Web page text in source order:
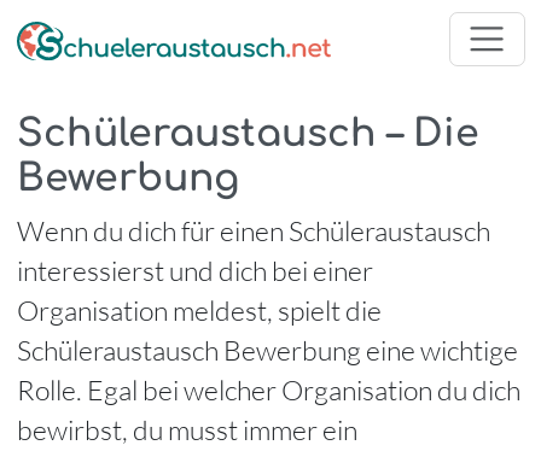
Schüleraustausch – Die
Bewerbung
Wenn du dich für einen Schüleraustausch
interessierst und dich bei einer
Organisation meldest, spielt die
Schüleraustausch Bewerbung eine wichtige
Rolle. Egal bei welcher Organisation du dich
bewirbst, du musst immer ein